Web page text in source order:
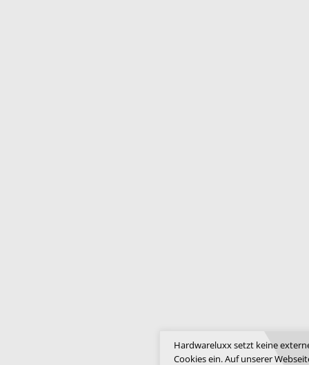
Hardwareluxx setzt keine
Cookies ein. Auf unserer